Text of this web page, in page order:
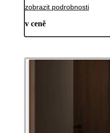
zobrazit podrobnosti
v ceně